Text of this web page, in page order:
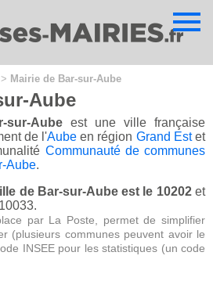
> Mairie de Bar-sur-Aube
Aube
sur-Aube est une ville française
de l'Aube en région Grand Estet
Communauté de communes
Aube.
de Bar-sur-Aube est le 10202et
par La Poste, permet de simplifier
(plusieurs communes peuvent avoir le
INSEE pour les statistiques (un code